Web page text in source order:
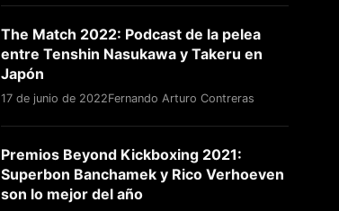
The Match 2022: Podcast de la pelea
entre Tenshin Nasukawa y Takeru en
Japón
17 de junio de 2022Fernando Arturo Contreras
Premios Beyond Kickboxing 2021:
Superbon Banchamek y Rico Verhoeven
son lo mejor del año